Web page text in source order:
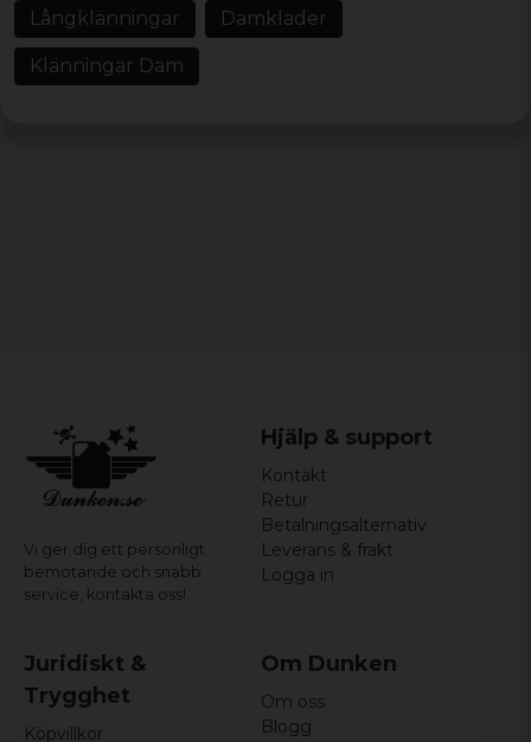
behåller sin form och färg även efter flera tvättar.
Detta gör att klänningen är praktisk för den moderna
kvinnan som har en aktiv livsstil.
Långklänningar
Damkläder
Klänningar Dam
Vi ger dig ett personligt
bemötande och snabb
service, kontakta oss!
Hjälp & support
Kontakt
Retur
Betalningsalternativ
Leverans & frakt
Logga in
Juridiskt &
Trygghet
Köpvillkor
Om Dunken
Om oss
Blogg